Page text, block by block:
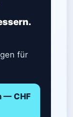
für
— CHF